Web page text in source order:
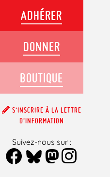
ADHÉRER
DONNER
BOUTIQUE
S’INSCRIRE À LA LETTRE
D’INFORMATION
Suivez-nous sur :